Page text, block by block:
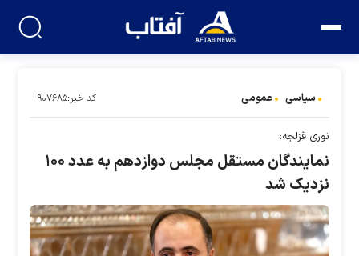
سیاسی عمومی کد خبر:۹۰۷۶۸۵
نوری قزلجه:
نمایندگان مستقل مجلس دوازدهم به عدد ۱۰۰
نزدیک شد